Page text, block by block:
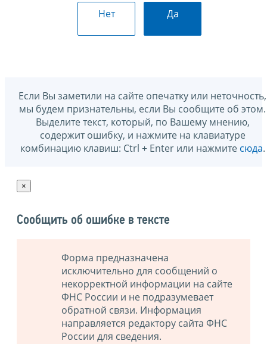
Нет Да
Если Вы заметили на сайте опечатку или неточность,
мы будем признательны, если Вы сообщите об этом.
Выделите текст, который, по Вашему мнению,
содержит ошибку, и нажмите на клавиатуре
комбинацию клавиш: Ctrl + Enter или нажмите сюда.
×
Сообщить об ошибке в тексте
Форма предназначена
исключительно для сообщений о
некорректной информации на сайте
ФНС России и не подразумевает
обратной связи. Информация
направляется редактору сайта ФНС
России для сведения.